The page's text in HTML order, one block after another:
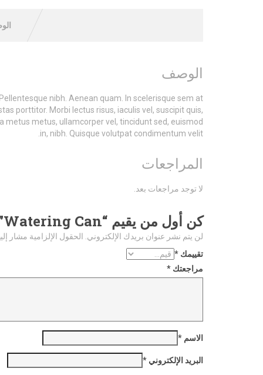
الوصف
nibh. Aenean quam. In scelerisque sem at
porttitor. Morbi lectus risus, iaculis vel, suscipit quis,
metus metus, ullamcorper vel, tincidunt sed, euismod
in, nibh. Quisque volutpat condimentum velit.
المراجعات
لا توجد مراجعات بعد.
كن أول من يقيم “Watering Can”
لن يتم نشر عنوان بريدك الإلكتروني. الحقول الإلزامية مشار
تقييمك *
مراجعتك *
الاسم *
البريد الإلكتروني *